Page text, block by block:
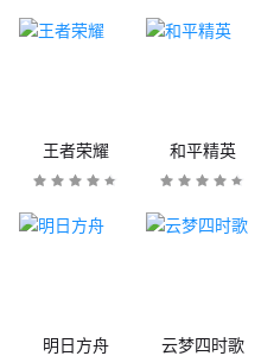
王者荣耀 和平精英
明日方舟 云梦四时歌